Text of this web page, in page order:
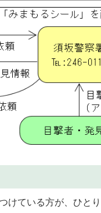
けている方が、ひと